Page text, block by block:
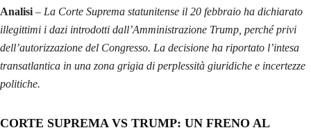
Analisi – La Corte Suprema statunitense il 20 febbraio ha dichiarato
illegittimi i dazi introdotti dall’Amministrazione Trump, perché privi
dell’autorizzazione del Congresso. La decisione ha riportato l’intesa
transatlantica in una zona grigia di perplessità giuridiche e incertezze
politiche.
CORTE SUPREMA VS TRUMP: UN FRENO AL